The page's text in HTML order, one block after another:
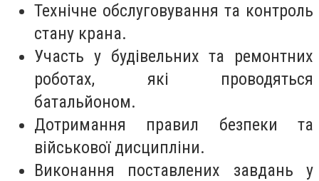
Технічне обслуговування та контроль
стану крана.
Участь у будівельних та ремонтних
роботах, які проводяться
батальйоном.
Дотримання правил безпеки та
військової дисципліни.
Виконання поставлених завдань у